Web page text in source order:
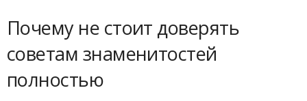
Почему не стоит доверять
советам знаменитостей
полностью